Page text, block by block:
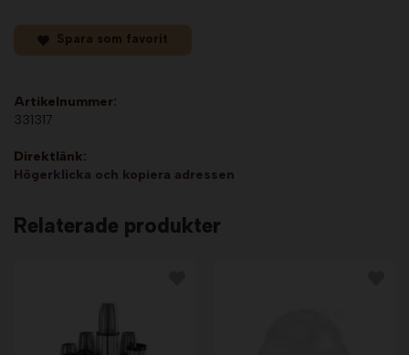
Spara som favorit
Artikelnummer:
331317
Direktlänk:
Högerklicka och kopiera adressen
Relaterade produkter